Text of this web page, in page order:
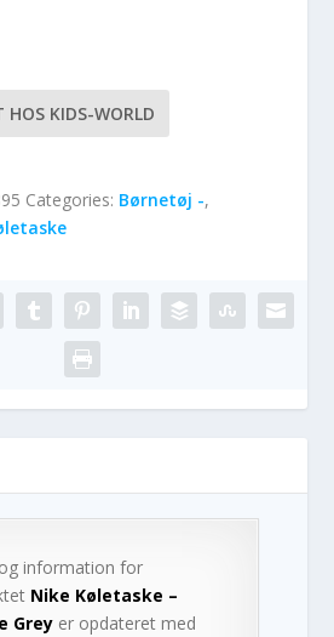
KIDS-WORLD
Categories: Børnetøj -,
information for
Nike Køletaske –
Grey er opdateret med